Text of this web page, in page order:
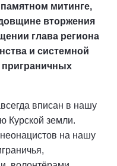
митинге,
вторжения
глава региона
и системной
вписан в нашу
Курской земли.
на нашу